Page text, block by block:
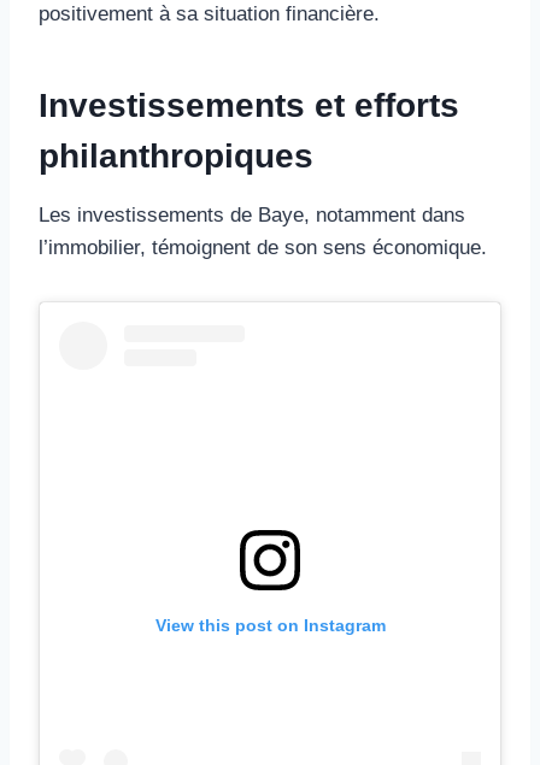
positivement à sa situation financière.
Investissements et efforts
philanthropiques
Les investissements de Baye, notamment dans
l’immobilier, témoignent de son sens économique.
View this post on Instagram